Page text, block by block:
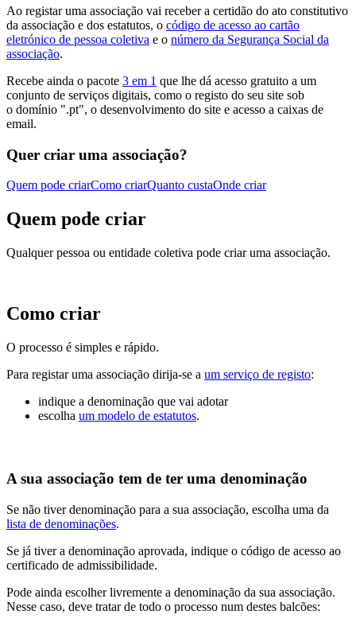
Ao registar uma associação vai receber a certidão do ato constitutivo
da associação e dos estatutos, o código de acesso ao cartão
eletrónico de pessoa coletiva e o número da Segurança Social da
associação.
Recebe ainda o pacote 3 em 1 que lhe dá acesso gratuito a um
conjunto de serviços digitais, como o registo do seu site sob
o domínio ".pt", o desenvolvimento do site e acesso a caixas de
email.
Quer criar uma associação?
Quem pode criarComo criarQuanto custaOnde criar
Quem pode criar
Qualquer pessoa ou entidade coletiva pode criar uma associação.
Como criar
O processo é simples e rápido.
Para registar uma associação dirija-se a um serviço de registo:
indique a denominação que vai adotar
escolha um modelo de estatutos.
A sua associação tem de ter uma denominação
Se não tiver denominação para a sua associação, escolha uma da
lista de denominações.
Se já tiver a denominação aprovada, indique o código de acesso ao
certificado de admissibilidade.
Pode ainda escolher livremente a denominação da sua associação.
Nesse caso, deve tratar de todo o processo num destes balcões: